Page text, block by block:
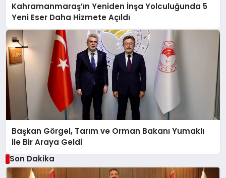
Kahramanmaraş’ın Yeniden İnşa Yolculuğunda 5
Yeni Eser Daha Hizmete Açıldı
Başkan Görgel, Tarım ve Orman Bakanı Yumaklı
ile Bir Araya Geldi
Son Dakika